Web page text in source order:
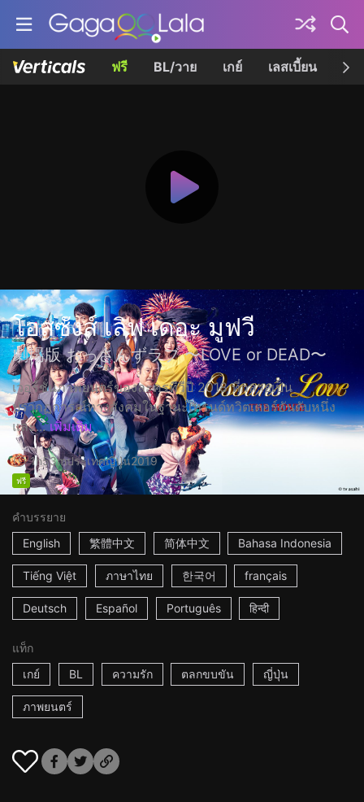
ฟรี BL/วาย เกย์ เลสเบี้ยน เค
โอสซังส์ เลิฟ เดอะ มูฟวี
劇場版 おっさんずラブ 〜LOVE or DEAD〜
เวอร์ชั่นภาพยนตร์ของละครทีวีปี 2018 ที่กลายเป็น
ปรากฏการณ์ทางสังคมในฐานะเทรนด์ทวิตเตอร์อันดับหนึ่ง
และ... เพิ่มเติม
1h53mประเทศญี่ปุ่น2019
ฟรี
คำบรรยาย
English
繁體中文 简体中文 Bahasa Indonesia
Tiếng Việt ภาษาไทย 한국어 français
Deutsch Español Português हिन्दी
แท็ก
เกย์
BL ความรัก ตลกขบขัน ญี่ปุ่น
ภาพยนตร์